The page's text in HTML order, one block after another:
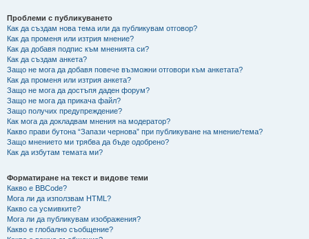
Проблеми с публикуването
Как да създам нова тема или да публикувам отговор?
Как да променя или изтрия мнение?
Как да добавя подпис към мненията си?
Как да създам анкета?
Защо не мога да добавя повече възможни отговори към анкетата?
Как да променя или изтрия анкета?
Защо не мога да достъпя даден форум?
Защо не мога да прикача файл?
Защо получих предупреждение?
Как мога да докладвам мнения на модератор?
Какво прави бутона “Запази чернова” при публикуване на мнение/тема?
Защо мнението ми трябва да бъде одобрено?
Как да избутам темата ми?
Форматиране на текст и видове теми
Какво е BBCode?
Мога ли да използвам HTML?
Какво са усмивките?
Мога ли да публикувам изображения?
Какво е глобално съобщение?